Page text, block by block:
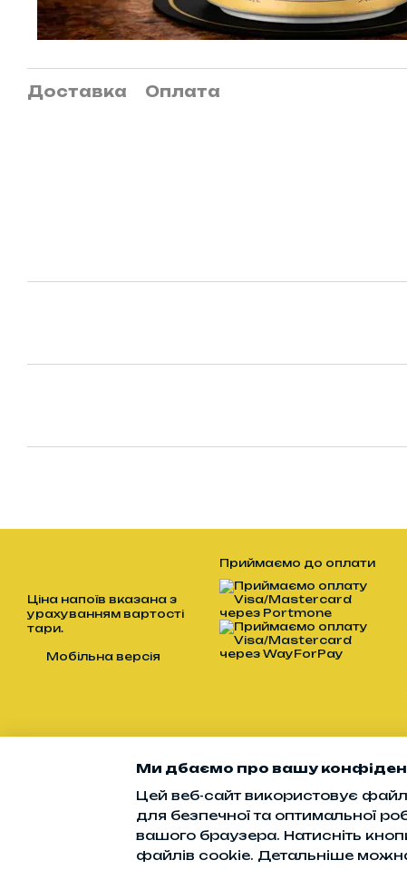
Доставка Оплата
Ціна напоїв вказана з
урахуванням вартості
тари.
Мобільна версія
Інтернет-магазин
створений з Хорошоп
Приймаємо до оплати
Ми дбаємо про вашу
Цей веб-сайт використовує
для безпечної та оптимальної
вашого браузера. Натисніть
файлів cookie. Детальніше